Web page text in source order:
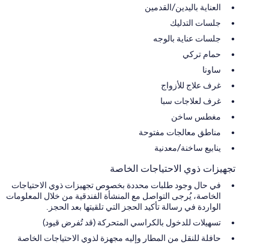
العناية باليدين/القدمين
جلسات التدليك
جلسات عناية بالوجه
حمام تركي
ساونا
غرف علاج للأزواج
غرف لعلاجات سبا
مغطس ساخن
مناطق معالجات مفتوحة
ينابيع ساخنة/معدنية
تجهيزات ذوي الاحتياجات الخاصة
في حال وجود طلبات محددة بخصوص تجهيزات ذوي الاحتياجات
الخاصة، يُرجى التواصل مع المنشأة الفندقية من خلال المعلومات
الواردة في رسالة تأكيد الحجز التي تلقيتها بعد الحجز.
تسهيلات للدخول بالكراسي المتحركة (قد تُفرض قيود)
حافلة للنقل من المطار وإليه مجهزة لذوي الاحتياجات الخاصة